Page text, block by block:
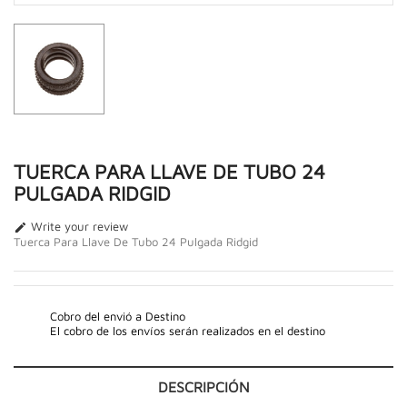
TUERCA PARA LLAVE DE TUBO 24
PULGADA RIDGID
 Write your review
Tuerca Para Llave De Tubo 24 Pulgada Ridgid
Cobro del envió a Destino
El cobro de los envíos serán realizados en el destino
DESCRIPCIÓN